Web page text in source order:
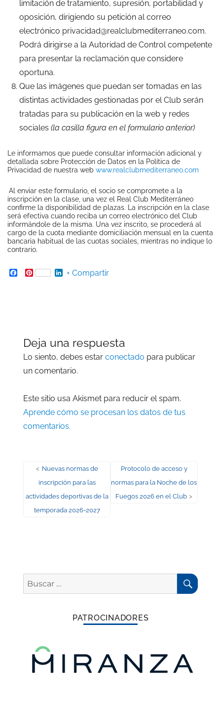
limitación de tratamiento, supresión, portabilidad y
oposición, dirigiendo su petición al correo
electrónico privacidad@realclubmediterraneo.com.
Podrá dirigirse a la Autoridad de Control competente
para presentar la reclamación que considere
oportuna.
Que las imágenes que puedan ser tomadas en las
distintas actividades gestionadas por el Club serán
tratadas para su publicación en la web y redes
sociales (la casilla figura en el formulario anterior)
Le informamos que puede consultar información adicional y
detallada sobre Protección de Datos en la Política de
Privacidad de nuestra web www.realclubmediterraneo.com
Al enviar este formulario, el socio se compromete a la
inscripción en la clase, una vez el Real Club Mediterráneo
confirme la disponibilidad de plazas. La inscripción en la clase
será efectiva cuando reciba un correo electrónico del Club
informándole de la misma. Una vez inscrito, se procederá al
cargo de la cuota mediante domiciliación mensual en la cuenta
bancaria habitual de las cuotas sociales, mientras no indique lo
contrario.
Facebook
Pinterest LinkedIn
+ Compartir
Deja una respuesta
Lo siento, debes estarconectado para publicar
un comentario.
Este sitio usa Akismet para reducir el spam.
Aprende cómo se procesan los datos de tus
comentarios.
Navegación
de
entradas
< Entrada
anterior:
Nuevas normas de
inscripción para las
actividades deportivas de la
temporada 2026-2027
Entrada
siguiente:
Protocolo de acceso y
normas para la Noche de los
Fuegos 2026 en el Club>
Buscar
por:
PATROCINADORES